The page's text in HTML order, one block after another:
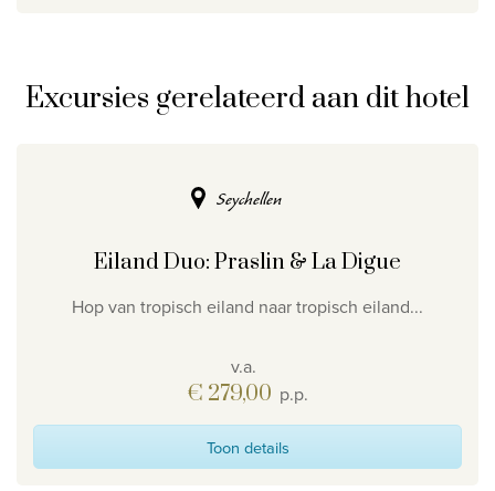
Excursies gerelateerd aan dit hotel
Seychellen
Eiland Duo: Praslin & La Digue
Hop van tropisch eiland naar tropisch eiland...
v.a.
€ 279,00 p.p.
Toon details